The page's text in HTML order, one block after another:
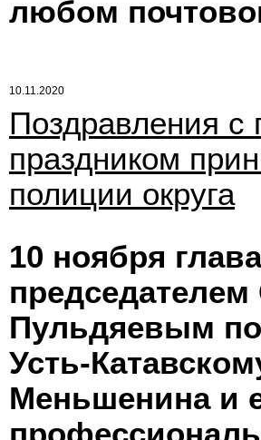
любом
10.11.2020
Поздравления
праздником
полиции округа
10 ноября
Пульдяевым
Усть-
Меньшенина и